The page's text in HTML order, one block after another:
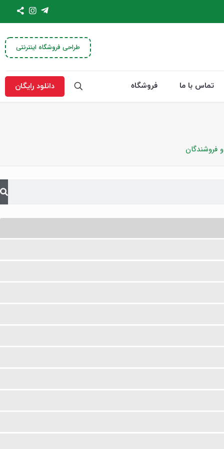
طراحی فروشگاه اینترنتی
تماس با ما فروشگاه دانلود رایگان
فروشندگان